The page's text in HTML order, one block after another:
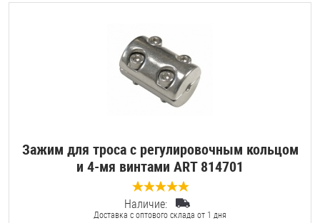
Зажим для троса с регулировочным кольцом
и 4-мя винтами ART 814701
0 отзывов
Наличие:
Доставка с оптового склада от 1 дня